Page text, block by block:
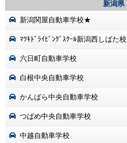
新潟県
新潟関屋自動車学校★
ﾏﾂｷﾄﾞﾗｲﾋﾞﾝｸﾞｽｸｰﾙ新潟西しばた校
六日町自動車学校
白根中央自動車学校
かんばら中央自動車学校
つばめ中央自動車学校
中越自動車学校